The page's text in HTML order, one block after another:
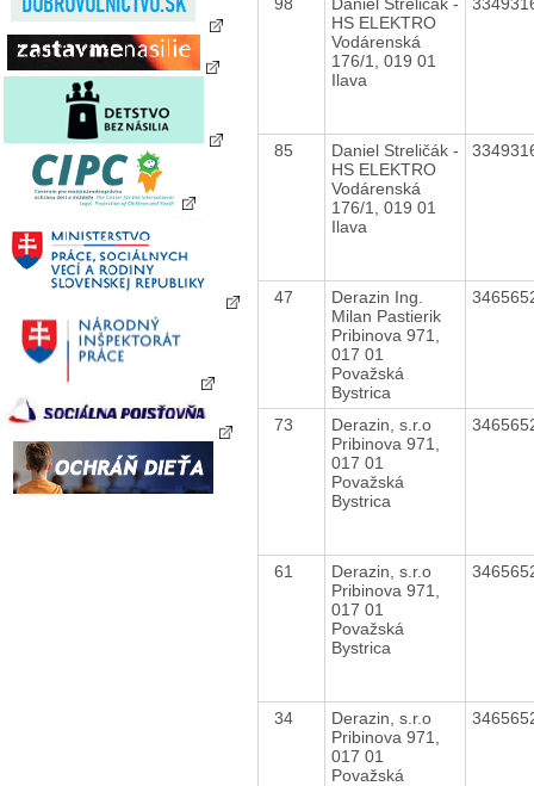
HS ELEKTRO
Vodárenská
176/1, 019 01
Ilava
85
Daniel Streličák -
HS ELEKTRO
Vodárenská
176/1, 019 01
Ilava
47
Derazin Ing.
Milan Pastierik
Pribinova 971,
017 01
Považská
Bystrica
73
Derazin, s.r.o
Pribinova 971,
017 01
Považská
Bystrica
61
Derazin, s.r.o
Pribinova 971,
017 01
Považská
Bystrica
34
Derazin, s.r.o
Pribinova 971,
017 01
Považská